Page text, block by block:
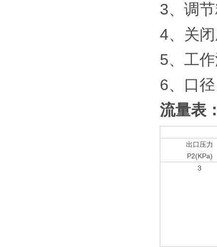
3、调
4、关
5、工
6、口
流量表
出口压力
P2(KPa)
3